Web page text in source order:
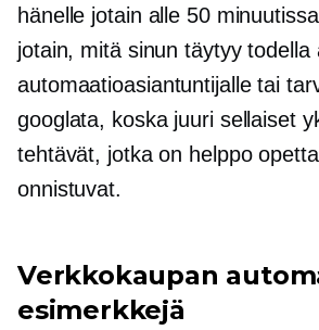
hänelle jotain alle 50
jotain, mitä sinun täytyy todella
automaatioasiantuntijalle tai
googlata, koska juuri sellaiset
tehtävät, jotka on helppo
onnistuvat.
Verkkokaupan
esimerkkejä